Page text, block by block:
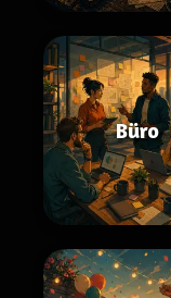
Büro